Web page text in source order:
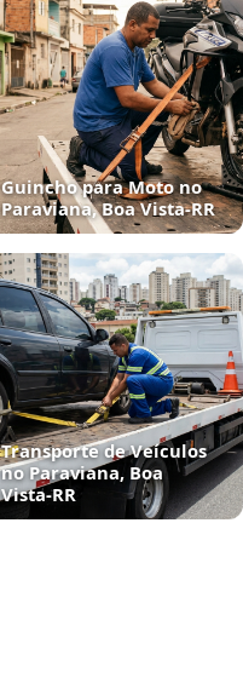
Guincho para Moto no
Paraviana, Boa Vista‑RR
Transporte de Veículos
no Paraviana, Boa
Vista‑RR